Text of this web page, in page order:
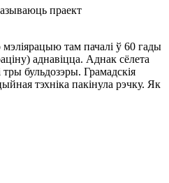
праект
там пачалі ў 60 гады
аднавіцца. Аднак сёлета
бульдозэры. Грамадскія
тэхніка пакінула рэчку. Як